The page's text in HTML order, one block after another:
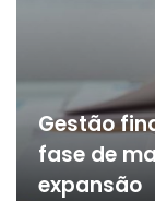
Gestão
fase de
expansão